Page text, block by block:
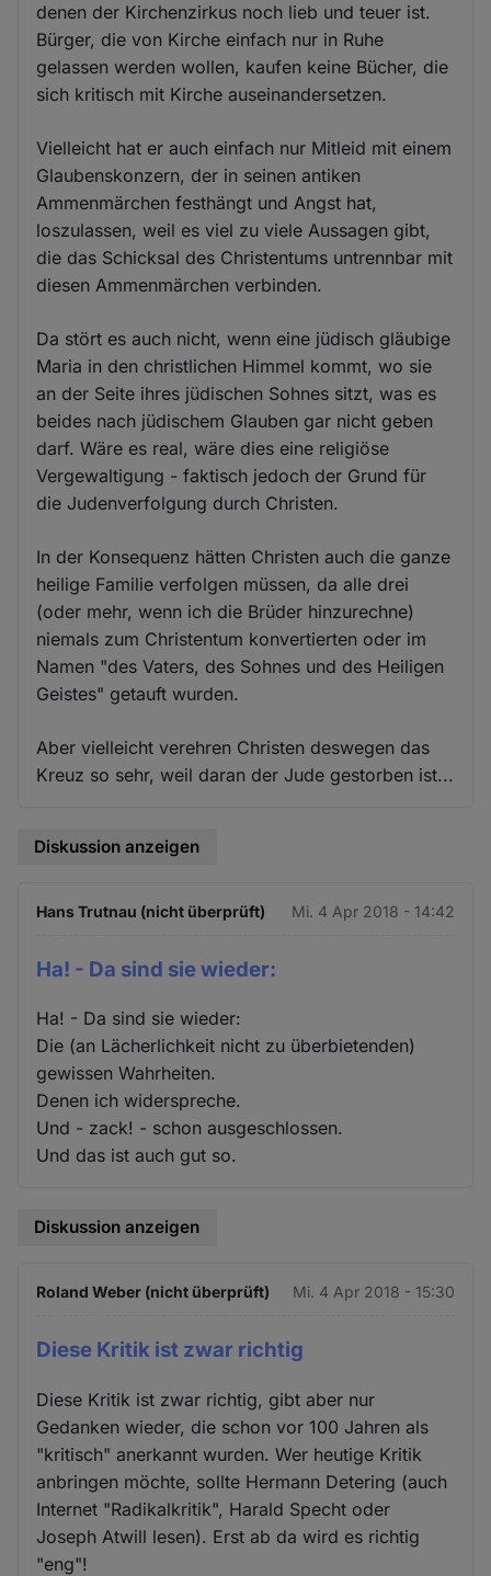
denen der Kirchenzirkus noch lieb und teuer ist.
Bürger, die von Kirche einfach nur in Ruhe
gelassen werden wollen, kaufen keine Bücher, die
sich kritisch mit Kirche auseinandersetzen.
Vielleicht hat er auch einfach nur Mitleid mit einem
Glaubenskonzern, der in seinen antiken
Ammenmärchen festhängt und Angst hat,
loszulassen, weil es viel zu viele Aussagen gibt,
die das Schicksal des Christentums untrennbar mit
diesen Ammenmärchen verbinden.
Da stört es auch nicht, wenn eine jüdisch gläubige
Maria in den christlichen Himmel kommt, wo sie
an der Seite ihres jüdischen Sohnes sitzt, was es
beides nach jüdischem Glauben gar nicht geben
darf. Wäre es real, wäre dies eine religiöse
Vergewaltigung - faktisch jedoch der Grund für
die Judenverfolgung durch Christen.
In der Konsequenz hätten Christen auch die ganze
heilige Familie verfolgen müssen, da alle drei
(oder mehr, wenn ich die Brüder hinzurechne)
niemals zum Christentum konvertierten oder im
Namen "des Vaters, des Sohnes und des Heiligen
Geistes" getauft wurden.
Aber vielleicht verehren Christen deswegen das
Kreuz so sehr, weil daran der Jude gestorben ist...
Diskussion anzeigen
Hans Trutnau (nicht überprüft) Mi. 4 Apr 2018 - 14:42
Ha! - Da sind sie wieder:
Ha! - Da sind sie wieder:
Die (an Lächerlichkeit nicht zu überbietenden)
gewissen Wahrheiten.
Denen ich widerspreche.
Und - zack! - schon ausgeschlossen.
Und das ist auch gut so.
Diskussion anzeigen
Roland Weber (nicht überprüft) Mi. 4 Apr 2018 - 15:30
Diese Kritik ist zwar richtig
Diese Kritik ist zwar richtig, gibt aber nur
Gedanken wieder, die schon vor 100 Jahren als
"kritisch" anerkannt wurden. Wer heutige Kritik
anbringen möchte, sollte Hermann Detering (auch
Internet "Radikalkritik", Harald Specht oder
Joseph Atwill lesen). Erst ab da wird es richtig
"eng"!